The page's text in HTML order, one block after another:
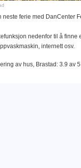
neste ferie med DanCenter
nedenfor til å
internett osv.
av hus, Brastad: 3.9 av